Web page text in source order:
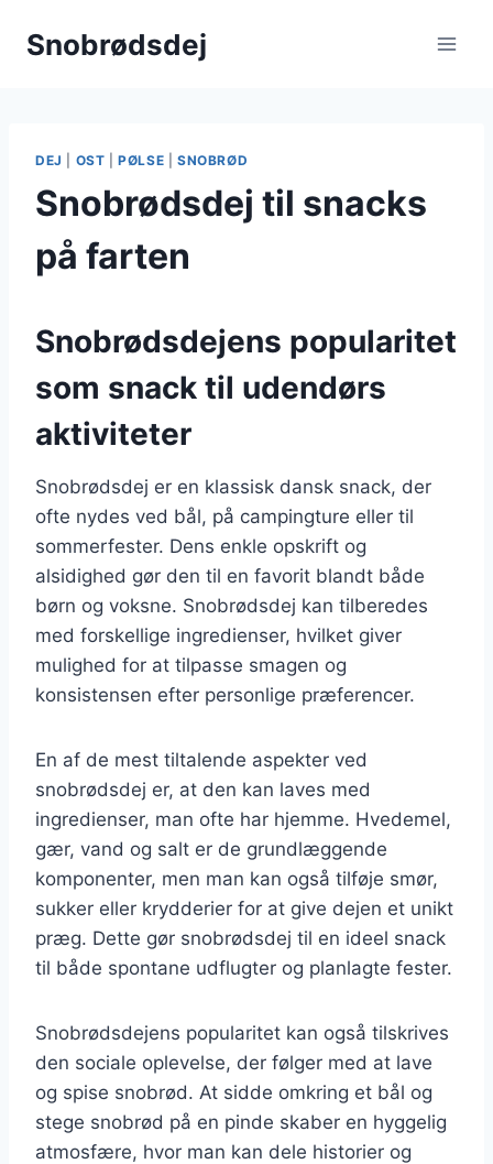
Snobrødsdej
DEJ OST |PØLSE SNOBRØD
Snobrødsdej til snacks
på farten
Snobrødsdejens popularitet
som snack til udendørs
aktiviteter
Snobrødsdej er en klassisk dansk snack, der
ofte nydes ved bål, på campingture eller til
sommerfester. Dens enkle opskrift og
alsidighed gør den til en favorit blandt både
børn og voksne. Snobrødsdej kan tilberedes
med forskellige ingredienser, hvilket giver
mulighed for at tilpasse smagen og
konsistensen efter personlige præferencer.
En af de mest tiltalende aspekter ved
snobrødsdej er, at den kan laves med
ingredienser, man ofte har hjemme. Hvedemel,
gær, vand og salt er de grundlæggende
komponenter, men man kan også tilføje smør,
sukker eller krydderier for at give dejen et unikt
præg. Dette gør snobrødsdej til en ideel snack
til både spontane udflugter og planlagte fester.
Snobrødsdejens popularitet kan også tilskrives
den sociale oplevelse, der følger med at lave
og spise snobrød. At sidde omkring et bål og
stege snobrød på en pinde skaber en hyggelig
atmosfære, hvor man kan dele historier og